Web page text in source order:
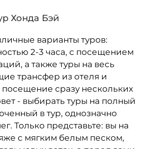
Хонда Бэй
варианты туров:
2-3 часа, с посещением
а также туры на весь
трансфер из отеля и
посещение сразу нескольких
- выбирать туры на полный
в тур, однозначно
Только представьте: вы на
с мягким белым песком,